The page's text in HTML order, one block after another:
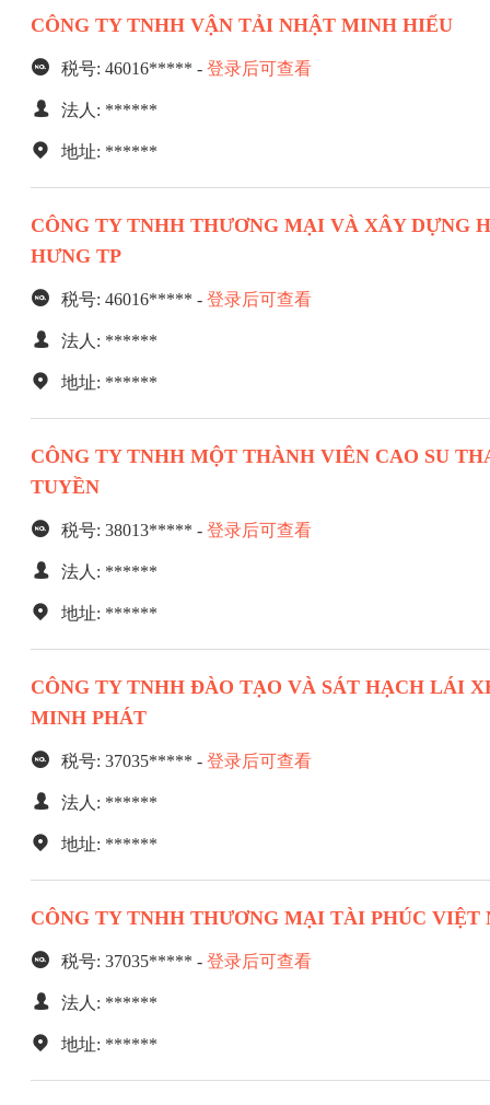
CÔNG TY TNHH VẬN TẢI NHẬT MINH HIẾU
税号: 46016***** - 登录后可查看
法人: ******
地址: ******
CÔNG TY TNHH THƯƠNG MẠI VÀ XÂY DỰNG
HƯNG TP
税号: 46016***** - 登录后可查看
法人: ******
地址: ******
CÔNG TY TNHH MỘT THÀNH VIÊN CAO SU
TUYỀN
税号: 38013***** - 登录后可查看
法人: ******
地址: ******
CÔNG TY TNHH ĐÀO TẠO VÀ SÁT HẠCH LÁI
MINH PHÁT
税号: 37035***** - 登录后可查看
法人: ******
地址: ******
CÔNG TY TNHH THƯƠNG MẠI TÀI PHÚC VIỆT
税号: 37035***** - 登录后可查看
法人: ******
地址: ******